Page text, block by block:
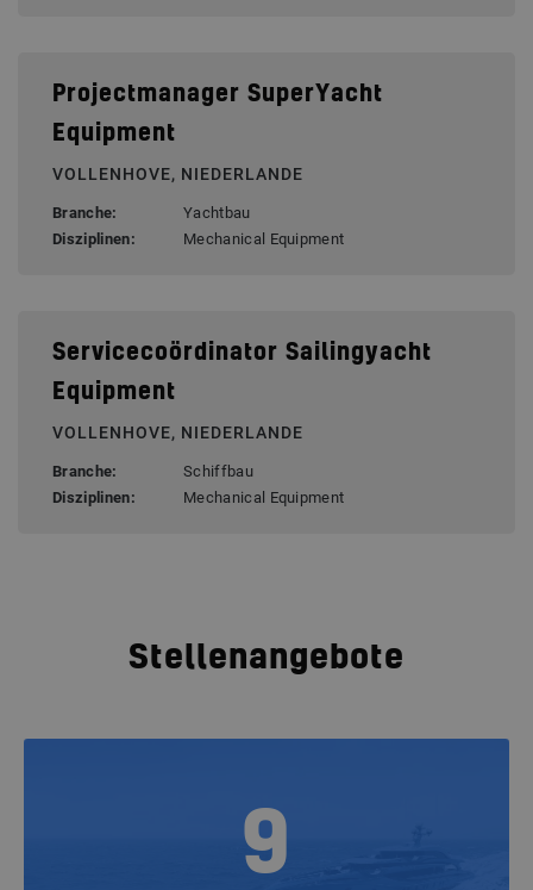
Projectmanager SuperYacht
Equipment
VOLLENHOVE, NIEDERLANDE
Branche:
Yachtbau
Disziplinen:
Mechanical Equipment
Servicecoördinator Sailingyacht
Equipment
VOLLENHOVE, NIEDERLANDE
Branche:
Schiffbau
Disziplinen:
Mechanical Equipment
Stellenangebote
9